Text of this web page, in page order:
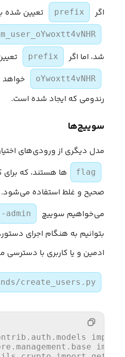
اگر prefix تعیین شده
شد، اما اگر
prefix
oYwoxtt4vNHR
خواهد
رندومی که ایجاد شده است.
سوییچ‌ها
مدل دیگری از ورودی‌های
flag
ها هستند، که برای
صحیح و غلط استفاده می‌شود.
می‌خواهیم سوییچ
admin
بتوانیم به هنگام اجرای
ادمین و یا کاربری با دسترسی
create_users.py
import